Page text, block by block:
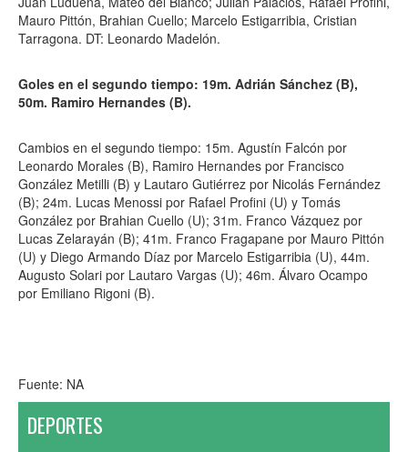
Mauro Pittón, Brahian Cuello; Marcelo Estigarribia, Cristian
Tarragona. DT: Leonardo Madelón.
Goles en el segundo tiempo: 19m. Adrián Sánchez (B),
50m. Ramiro Hernandes (B).
Cambios en el segundo tiempo: 15m. Agustín Falcón por
Leonardo Morales (B), Ramiro Hernandes por Francisco
González Metilli (B) y Lautaro Gutiérrez por Nicolás Fernández
(B); 24m. Lucas Menossi por Rafael Profini (U) y Tomás
González por Brahian Cuello (U); 31m. Franco Vázquez por
Lucas Zelarayán (B); 41m. Franco Fragapane por Mauro Pittón
(U) y Diego Armando Díaz por Marcelo Estigarribia (U), 44m.
Augusto Solari por Lautaro Vargas (U); 46m. Álvaro Ocampo
por Emiliano Rigoni (B).
Fuente: NA
DEPORTES